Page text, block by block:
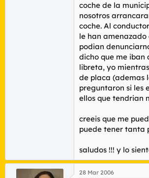
coche de la
nosotros
coche. Al
le han
podian
dicho que me iban
libreta, yo
de placa (ademas
preguntaron si les
ellos que tendrian
creeis que me
puede tener tanta
saludos !!! y lo
28 Mar 2006